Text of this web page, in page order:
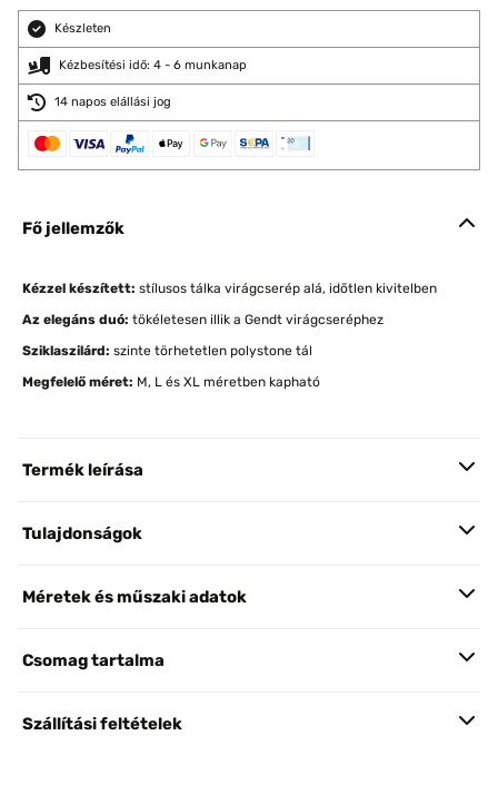
Készleten
Kézbesítési idő: 4 - 6 munkanap
14 napos elállási jog
Fő jellemzők
Kézzel készített: stílusos tálka virágcserép alá, időtlen kivitelben
Az elegáns duó: tökéletesen illik a Gendt virágcseréphez
Sziklaszilárd: szinte törhetetlen polystone tál
Megfelelő méret: M, L és XL méretben kapható
Termék leírása
Tulajdonságok
Méretek és műszaki adatok
Csomag tartalma
Szállítási feltételek